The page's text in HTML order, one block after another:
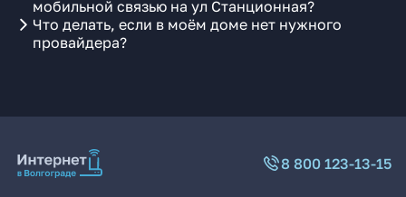
мобильной связью на ул Станционная?
Что делать, если в моём доме нет нужного
провайдера?
8 800 123-13-15